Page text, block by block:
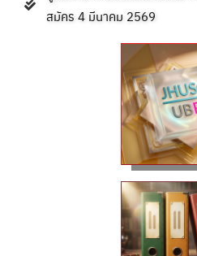
สมัคร 4 มีนาคม 2569